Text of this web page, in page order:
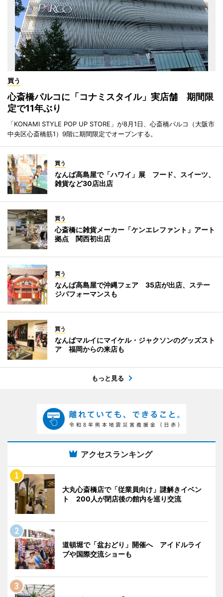
買う
心斎橋パルコに「コナミスタイル」実店舗 期間限
定で11年ぶり
「KONAMI STYLE POP UP STORE」が8月1日、心斎橋パルコ（大阪市
中央区心斎橋筋1）9階に期間限定でオープンする。
買う
なんば高島屋で「ハワイ」展 フード、スイーツ、
雑貨など30店出店
買う
心斎橋に雑貨メーカー「ケンエレファント」アート
拠点 関西初出店
買う
なんば高島屋で沖縄フェア 35店が出店、ステー
ジパフォーマンスも
買う
なんばマルイにマイケル・ジャクソンのグッズスト
ア 福岡からの来店も
もっと見る
アクセスランキング
大丸心斎橋店で「従業員向け」謎解きイベン
ト 200人が閉店後の館内を巡り交流
道頓堀で「盆おどり」開催へ アイドルライ
ブや国際交流ショーも